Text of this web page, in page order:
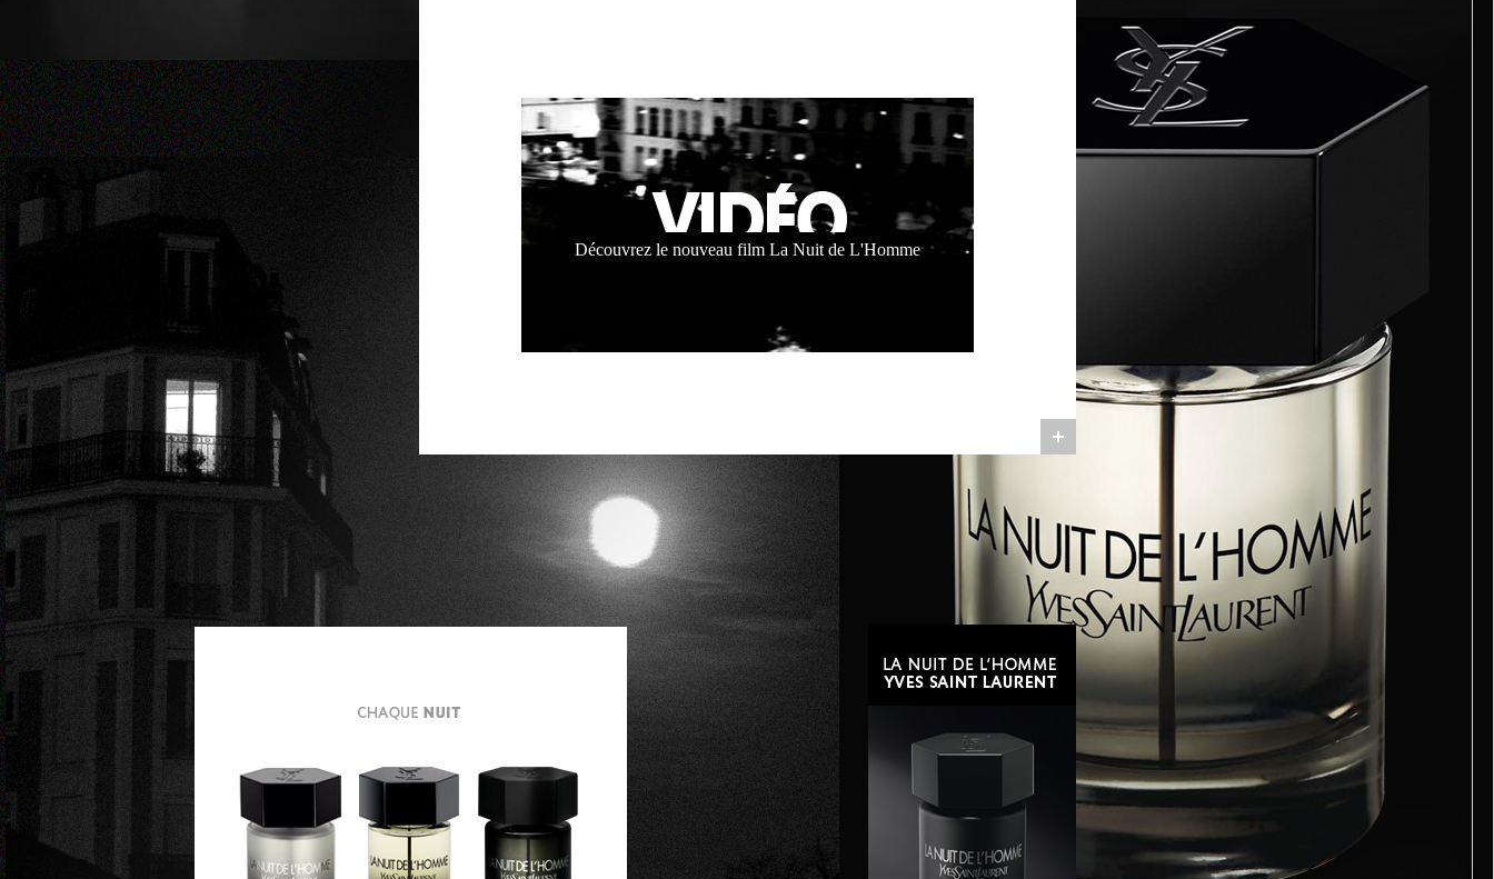
Découvrez le nouveau film La Nuit de L'Homme